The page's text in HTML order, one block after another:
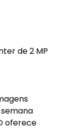
de 2 MP
oferece